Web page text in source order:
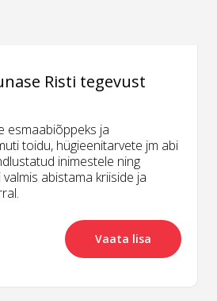
Risti tegevust
esmaabiõppeks ja
toidu, hügieenitarvete jm abi
inimestele ning
abistama kriiside ja
Vaata lisa